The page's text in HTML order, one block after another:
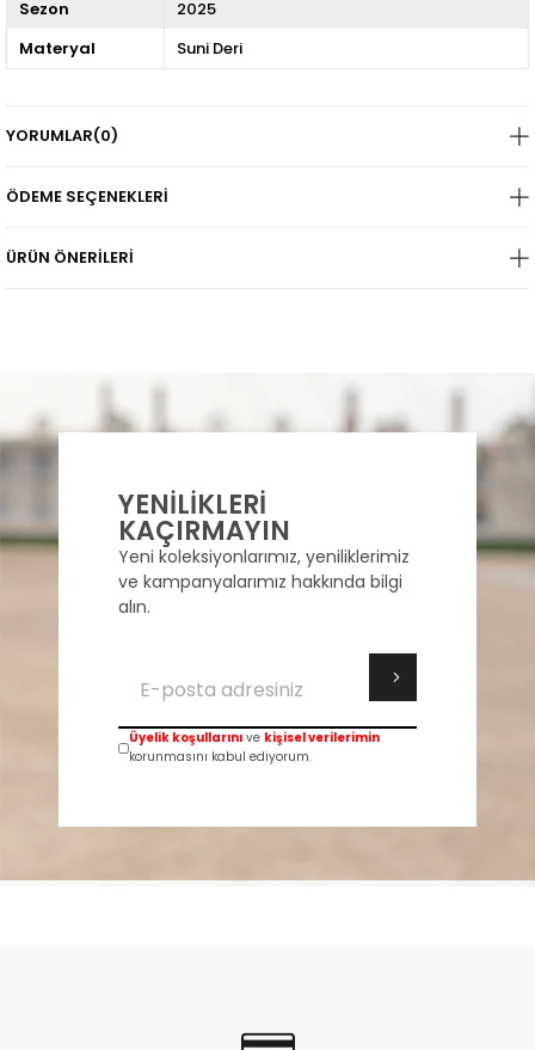
Sezon
2025
Materyal
Suni Deri
YORUMLAR(0)
ÖDEME SEÇENEKLERI
ÜRÜN ÖNERILERI
YENİLİKLERİ
KAÇIRMAYIN
Yeni koleksiyonlarımız, yeniliklerimiz
ve kampanyalarımız hakkında bilgi
alın.
Üyelik koşullarınıve kişisel verilerimin
korunmasını kabul ediyorum.